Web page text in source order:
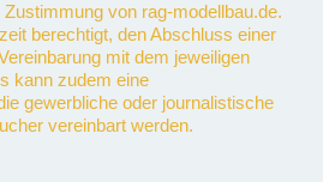
von rag-modellbau.de.
berechtigt, den Abschluss einer
mit dem jeweiligen
kann zudem eine
gewerbliche oder journalistische
vereinbart werden.